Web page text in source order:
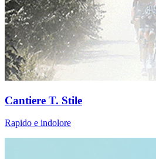
Cantiere T. Stile
Rapido e indolore